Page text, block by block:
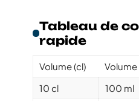
Tableau de
rapide
Volume (cl) Volume
10 cl
100 ml